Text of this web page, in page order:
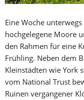
Eine Woche
hochgelegene Moore
den Rahmen für eine
Frühling. Neben dem
Kleinstädten wie York
vom National Trust
Ruinen vergangener